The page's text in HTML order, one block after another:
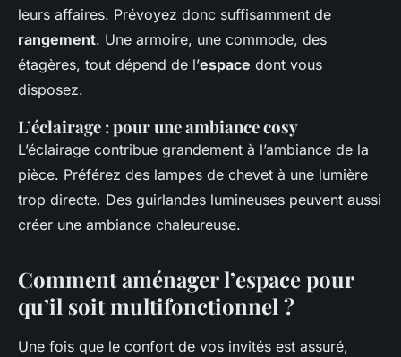
leurs affaires. Prévoyez donc suffisamment de
rangement. Une armoire, une commode, des
étagères, tout dépend de l’espace dont vous
disposez.
L’éclairage : pour une ambiance cosy
L’éclairage contribue grandement à l’ambiance de la
pièce. Préférez des lampes de chevet à une lumière
trop directe. Des guirlandes lumineuses peuvent aussi
créer une ambiance chaleureuse.
Comment aménager l’espace pour
qu’il soit multifonctionnel ?
Une fois que le confort de vos invités est assuré,